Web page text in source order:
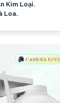
Kim Loại.
Loa.